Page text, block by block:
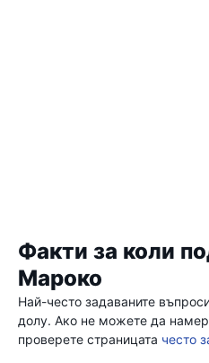
Факти за коли
Мароко
Най-често задаваните
долу. Ако не можете да
проверете страницата често